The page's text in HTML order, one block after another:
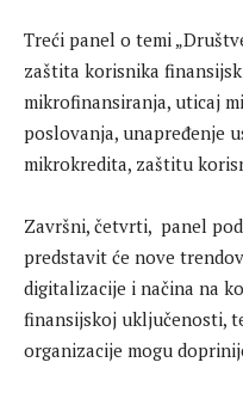
Treći panel o temi
zaštita korisnika
mikrofinansiranja, uticaj
poslovanja, unapređenje
mikrokredita, zaštitu
Završni, četvrti, panel
predstavit će nove
digitalizacije i načina na
finansijskoj uključenosti,
organizacije mogu